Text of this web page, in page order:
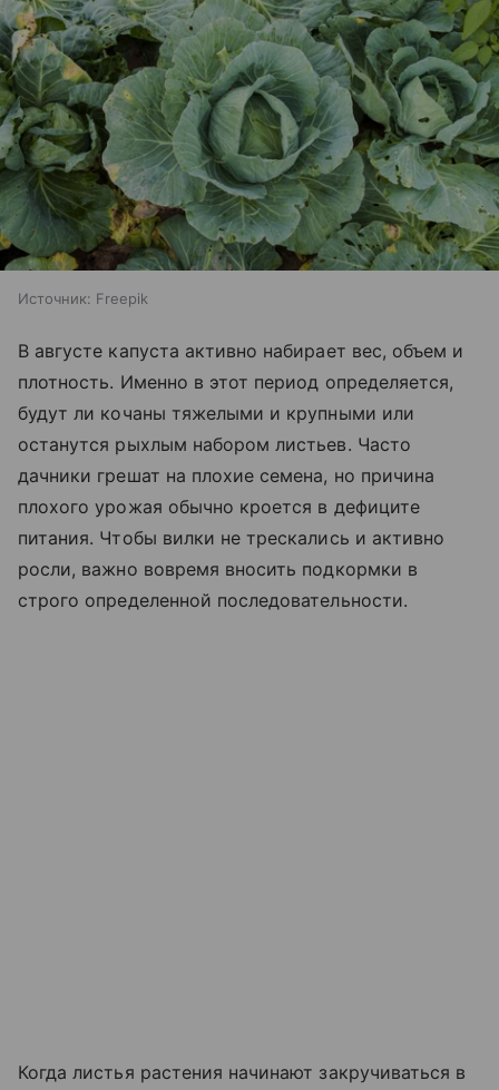
Источник: Freepik
В августе капуста активно набирает вес, объем и
плотность. Именно в этот период определяется,
будут ли кочаны тяжелыми и крупными или
останутся рыхлым набором листьев. Часто
дачники грешат на плохие семена, но причина
плохого урожая обычно кроется в дефиците
питания. Чтобы вилки не трескались и активно
росли, важно вовремя вносить подкормки в
строго определенной последовательности.
Когда листья растения начинают закручиваться в